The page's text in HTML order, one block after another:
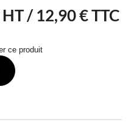
/12,90 € TTC
ce produit